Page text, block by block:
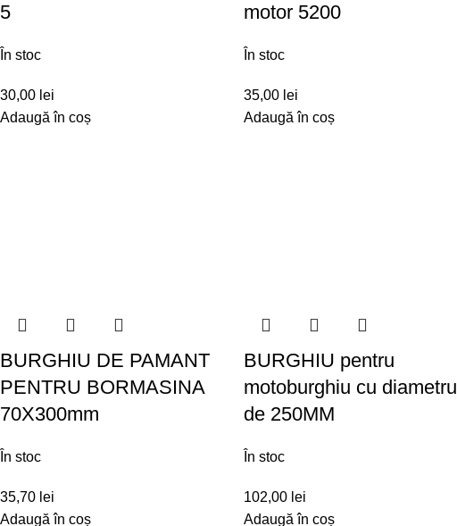
5
În stoc
30,00 lei
Adaugă în coș
motor 5200
În stoc
35,00 lei
Adaugă în coș
BURGHIU DE PAMANT
PENTRU BORMASINA
70X300mm
În stoc
35,70 lei
Adaugă în coș
BURGHIU pentru
motoburghiu cu diametru
de 250MM
În stoc
102,00 lei
Adaugă în coș